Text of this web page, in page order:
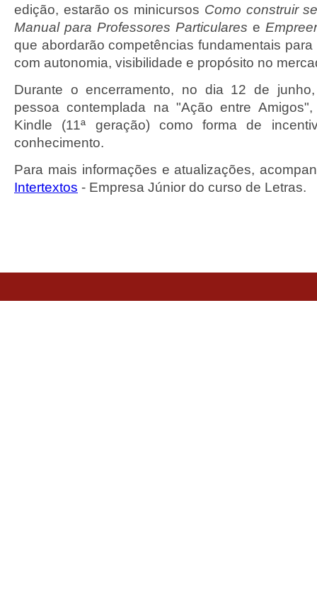
edição, estarão os minicursos Como construir
Manual para Professores Particulares e
que abordarão competências fundamentais
com autonomia, visibilidade e propósito no
Durante o encerramento, no dia 12 de
pessoa contemplada na "Ação entre
Kindle (11ª geração) como forma de
conhecimento.
Para mais informações e atualizações,
Intertextos - Empresa Júnior do curso de Letras.